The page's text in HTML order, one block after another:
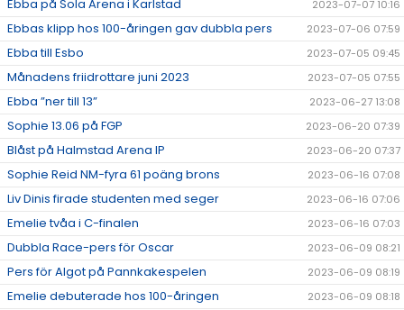
Ebba på Sola Arena i Karlstad 2023-07-07 10:16
Ebbas klipp hos 100-åringen gav dubbla pers 2023-07-06 07:59
Ebba till Esbo 2023-07-05 09:45
Månadens friidrottare juni 2023 2023-07-05 07:55
Ebba ”ner till 13” 2023-06-27 13:08
Sophie 13.06 på FGP 2023-06-20 07:39
Blåst på Halmstad Arena IP 2023-06-20 07:37
Sophie Reid NM-fyra 61 poäng brons 2023-06-16 07:08
Liv Dinis firade studenten med seger 2023-06-16 07:06
Emelie tvåa i C-finalen 2023-06-16 07:03
Dubbla Race-pers för Oscar 2023-06-09 08:21
Pers för Algot på Pannkakespelen 2023-06-09 08:19
Emelie debuterade hos 100-åringen 2023-06-09 08:18